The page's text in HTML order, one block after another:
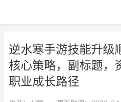
逆水寒手游技能升级
核心策略，副标题，
职业成长路径